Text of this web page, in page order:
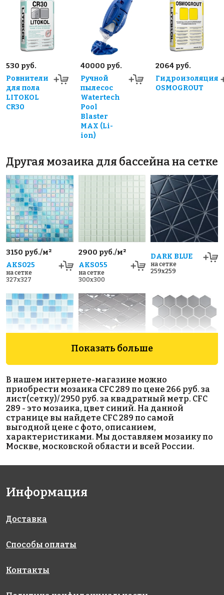
530 руб.
Ровнители
для пола
LITOKOL
CR30
40000 руб.
Ручной
пылесос
Watertech
Pool
Blaster
MAX (Li-
ion)
2064 руб.
Гидроизоляция
OSMOGROUT
Другая мозаика для бассейна на сетке
3150 руб./м²
AKS025
на сетке
327x327
2900 руб./м²
AKS055
на сетке
300x300
DARK BLUE
на сетке
259x259
AKS050
на сетке
300x300
BLACK
на сетке
317x317
Small Black
Matt 51x59
на сетке
278x265
2100 руб./м²
на сетке
Показать больше
В нашем интернете-магазине можно
приобрести мозаика CFC 289 по цене 266 руб. за
лист(сетку)/ 2950 руб. за квадратный метр. CFC
289 - это мозаика, цвет синий. На данной
странице вы найдете CFC 289 по самой
выгодной цене с фото, описанием,
характеристиками. Мы доставляем мозаику по
Москве, московской области и всей России.
Информация
Доставка
Способы оплаты
Контакты